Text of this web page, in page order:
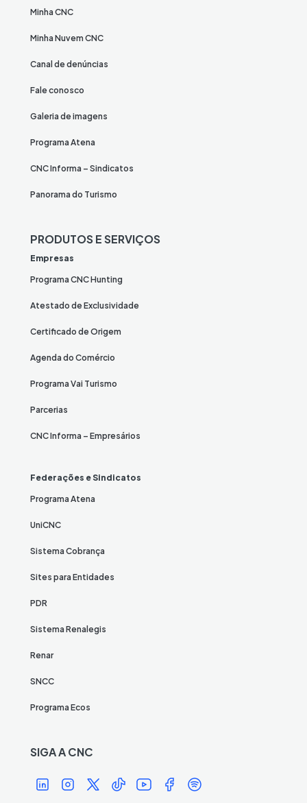
Minha CNC
Minha Nuvem CNC
Canal de denúncias
Fale conosco
Galeria de imagens
Programa Atena
CNC Informa – Sindicatos
Panorama do Turismo
PRODUTOS E SERVIÇOS
Empresas
Programa CNC Hunting
Atestado de Exclusividade
Certificado de Origem
Agenda do Comércio
Programa Vai Turismo
Parcerias
CNC Informa – Empresários
Federações e Sindicatos
Programa Atena
UniCNC
Sistema Cobrança
Sites para Entidades
PDR
Sistema Renalegis
Renar
SNCC
Programa Ecos
SIGA A CNC
Í
c
Í
c
Í
c
Í
c
Í
c
Í
c
Í
c